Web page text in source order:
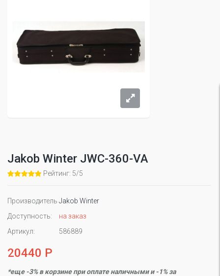
Jakob Winter JWC-360-VA
Рейтинг: 5/5
Производитель Jakob Winter
Доступность:
на заказ
Артикул:
586889
20440 Р
*еще -3% в корзине при оплате наличными и -1% за